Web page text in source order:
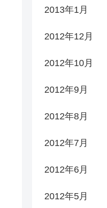
2013年1月
2012年12月
2012年10月
2012年9月
2012年8月
2012年7月
2012年6月
2012年5月